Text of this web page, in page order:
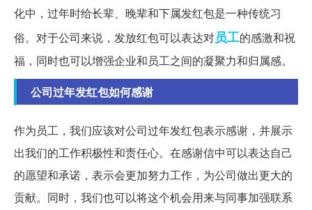
化中，过年时给长辈、晚辈和下属发红包是一种传统习
俗。对于公司来说，发放红包可以表达对员工的感激和祝
福，同时也可以增强企业和员工之间的凝聚力和归属感。
公司过年发红包如何感谢
作为员工，我们应该对公司过年发红包表示感谢，并展示
出我们的工作积极性和责任心。在感谢信中可以表达自己
的愿望和承诺，表示会更加努力工作，为公司做出更大的
贡献。同时，我们也可以将这个机会用来与同事加强联系